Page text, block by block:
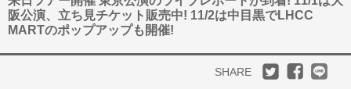
阪公演、立ち見チケット販売中! 11/2は中目黒でLHCC
MARTのポップアップも開催!
SHARE